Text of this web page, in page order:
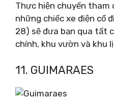
Thực hiện chuyến
những chiếc xe điện cổ
28) sẽ đưa bạn qua tất
chính, khu vườn và khu
11. GUIMARAES